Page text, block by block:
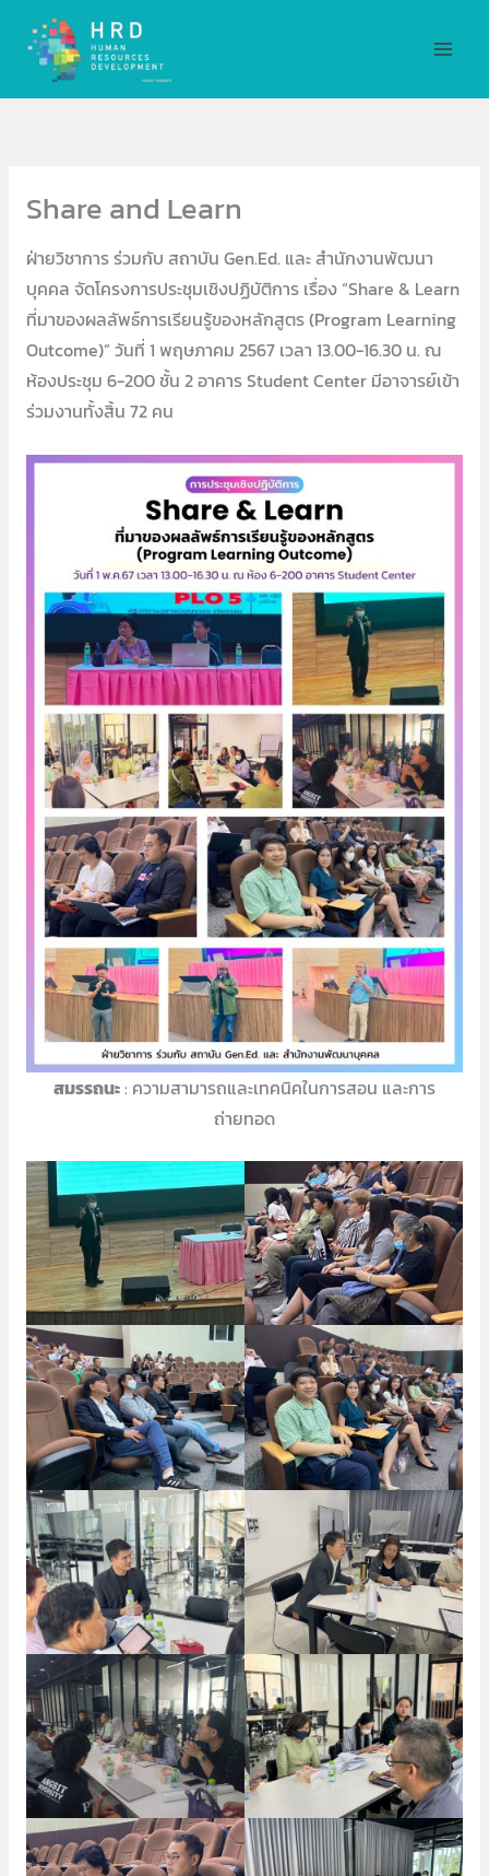
content
Share and Learn
ฝ่ายวิชาการ ร่วมกับ สถาบัน Gen.Ed. และ สำนักงานพัฒนา
บุคคล จัดโครงการประชุมเชิงปฏิบัติการ เรื่อง “Share & Learn
ที่มาของผลลัพธ์การเรียนรู้ของหลักสูตร (Program Learning
Outcome)” วันที่ 1 พฤษภาคม 2567 เวลา 13.00-16.30 น. ณ
ห้องประชุม 6-200 ชั้น 2 อาคาร Student Center มีอาจารย์เข้า
ร่วมงานทั้งสิ้น 72 คน
สมรรถนะ: ความสามารถและเทคนิคในการสอน และการ
ถ่ายทอด